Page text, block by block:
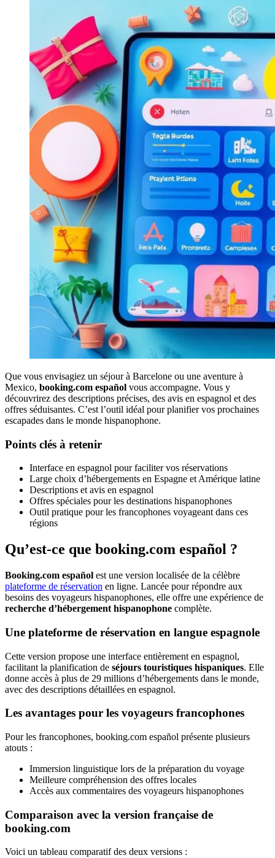
Que vous envisagiez un séjour à Barcelone ou une aventure à
Mexico, booking.com español vous accompagne. Vous y
découvrirez des descriptions précises, des avis en espagnol et des
offres séduisantes. C’est l’outil idéal pour planifier vos prochaines
escapades dans le monde hispanophone.
Points clés à retenir
Interface en espagnol pour faciliter vos réservations
Large choix d’hébergements en Espagne et Amérique latine
Descriptions et avis en espagnol
Offres spéciales pour les destinations hispanophones
Outil pratique pour les francophones voyageant dans ces
régions
Qu’est-ce que booking.com español ?
Booking.com español est une version localisée de la célèbre
plateforme de réservation en ligne. Lancée pour répondre aux
besoins des voyageurs hispanophones, elle offre une expérience de
recherche d’hébergement hispanophone complète.
Une plateforme de réservation en langue espagnole
Cette version propose une interface entièrement en espagnol,
facilitant la planification de séjours touristiques hispaniques. Elle
donne accès à plus de 29 millions d’hébergements dans le monde,
avec des descriptions détaillées en espagnol.
Les avantages pour les voyageurs francophones
Pour les francophones, booking.com español présente plusieurs
atouts :
Immersion linguistique lors de la préparation du voyage
Meilleure compréhension des offres locales
Accès aux commentaires des voyageurs hispanophones
Comparaison avec la version française de
booking.com
Voici un tableau comparatif des deux versions :